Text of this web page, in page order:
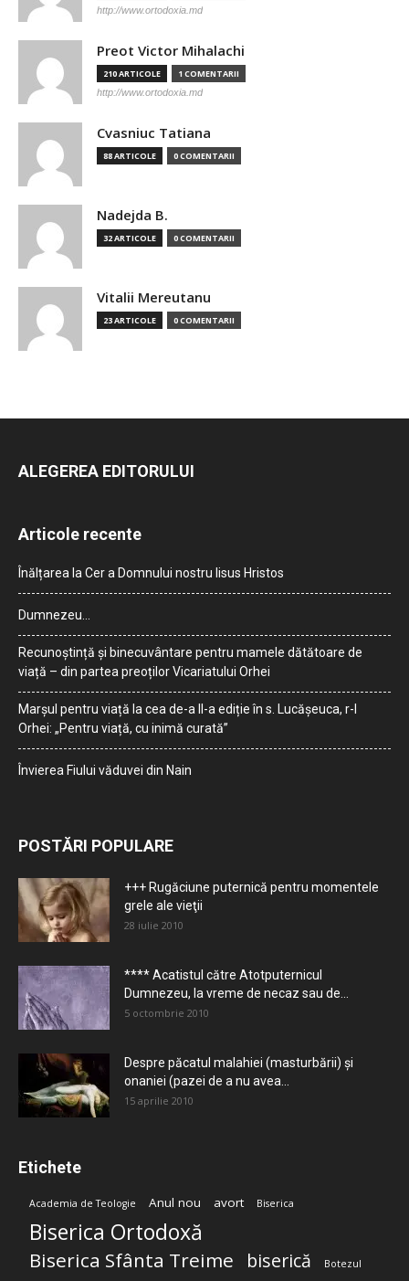
http://www.ortodoxia.md
Preot Victor Mihalachi
210 ARTICOLE 1 COMENTARII
http://www.ortodoxia.md
Cvasniuc Tatiana
88 ARTICOLE 0 COMENTARII
Nadejda B.
32 ARTICOLE 0 COMENTARII
Vitalii Mereutanu
23 ARTICOLE 0 COMENTARII
ALEGEREA EDITORULUI
Articole recente
Înălțarea la Cer a Domnului nostru Iisus Hristos
Dumnezeu…
Recunoștință și binecuvântare pentru mamele dătătoare de
viață – din partea preoților Vicariatului Orhei
Marșul pentru viață la cea de-a II-a ediție în s. Lucășeuca, r-l
Orhei: „Pentru viață, cu inimă curată”
Învierea Fiului văduvei din Nain
POSTĂRI POPULARE
+++ Rugăciune puternică pentru momentele
grele ale vieţii
28 iulie 2010
**** Acatistul către Atotputernicul
Dumnezeu, la vreme de necaz sau de...
5 octombrie 2010
Despre păcatul malahiei (masturbării) şi
onaniei (pazei de a nu avea...
15 aprilie 2010
Etichete
Academia de Teologie Anul nou avort Biserica
Biserica Ortodoxă
Biserica Sfânta Treime biserică Botezul